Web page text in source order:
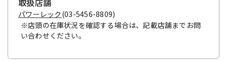
取扱店舗
パワーレック (03-5456-8809)
※店頭の在庫状況を確認する場合は、記載店舗までお問
い合わせください。